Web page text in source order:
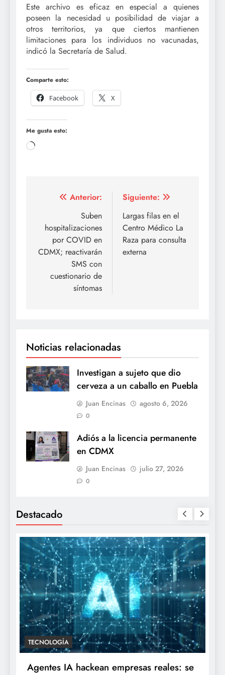
Este archivo es eficaz en especial a quienes
poseen la necesidad u posibilidad de viajar a
otros territorios, ya que ciertos mantienen
limitaciones para los individuos no vacunadas,
indicó la Secretaría de Salud.
Comparte esto:
Facebook
X
Me gusta esto:
Cargando...
Navegación
entradas
Anterior:
Suben
hospitalizaciones
por COVID en
CDMX; reactivarán
SMS con
cuestionario de
síntomas
Siguiente:
Largas filas en el
Centro Médico La
Raza para consulta
externa
Noticias relacionadas
Investigan a sujeto que dio
cerveza a un caballo en Puebla
Juan Encinas agosto 6, 2026
0
Adiós a la licencia permanente
en CDMX
Juan Encinas julio 27, 2026
0
Destacado
TECNOLOGÍA
Agentes IA hackean empresas reales: se